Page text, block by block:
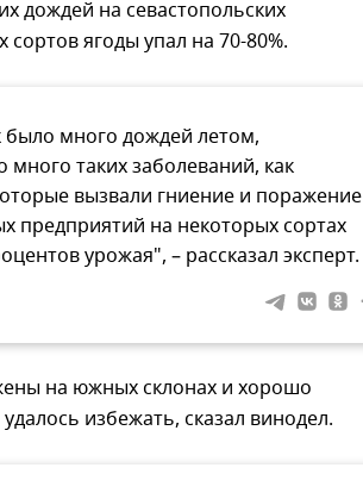
дождей на севастопольских
ягоды упал на 70-80%.
было много дождей летом,
много таких заболеваний, как
вызвали гниение и поражение
предприятий на некоторых сортах
урожая", – рассказал эксперт.
на южных склонах и хорошо
избежать, сказал винодел.